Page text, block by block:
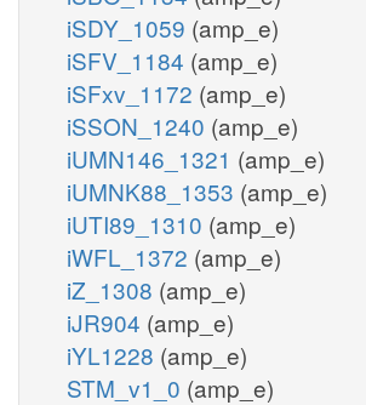
iSDY_1059 (amp_e)
iSFV_1184 (amp_e)
iSFxv_1172 (amp_e)
iSSON_1240 (amp_e)
iUMN146_1321 (amp_e)
iUMNK88_1353 (amp_e)
iUTI89_1310 (amp_e)
iWFL_1372 (amp_e)
iZ_1308 (amp_e)
iJR904 (amp_e)
iYL1228 (amp_e)
STM_v1_0 (amp_e)